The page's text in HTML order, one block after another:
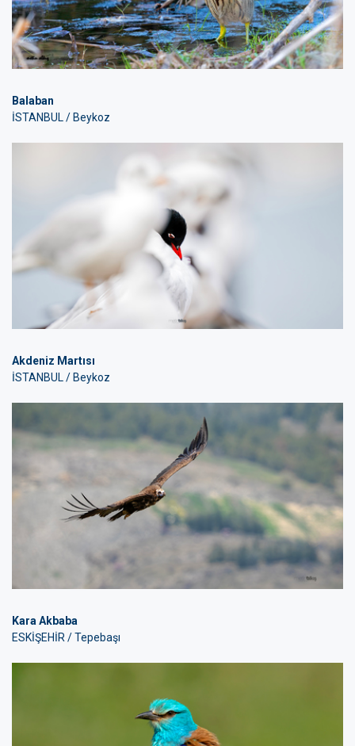
Balaban
İSTANBUL / Beykoz
Akdeniz Martısı
İSTANBUL / Beykoz
Kara Akbaba
ESKİŞEHİR / Tepebaşı